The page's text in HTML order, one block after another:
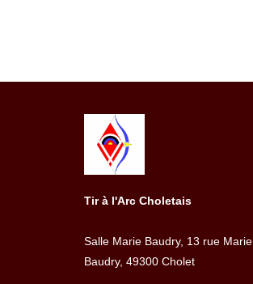
Tir à l'Arc Choletais
Salle Marie Baudry, 13 rue Marie
Baudry, 49300 Cholet